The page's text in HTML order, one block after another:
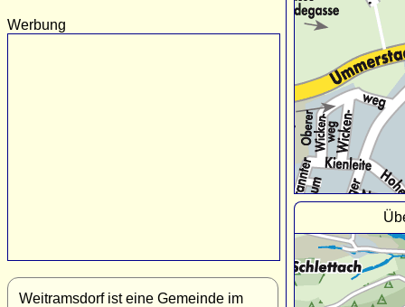
Werbung
Weitramsdorf ist eine Gemeinde im